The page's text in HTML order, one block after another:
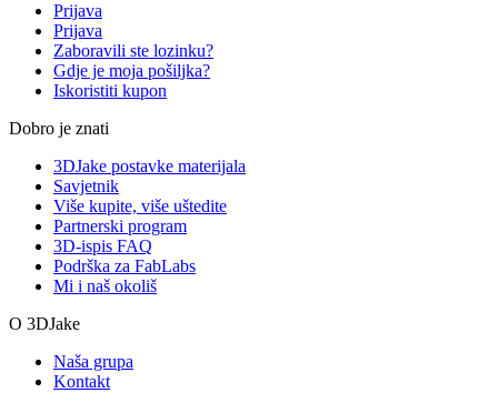
Prijava
Prijava
Zaboravili ste lozinku?
Gdje je moja pošiljka?
Iskoristiti kupon
Dobro je znati
3DJake postavke materijala
Savjetnik
Više kupite, više uštedite
Partnerski program
3D-ispis FAQ
Podrška za FabLabs
Mi i naš okoliš
O 3DJake
Naša grupa
Kontakt